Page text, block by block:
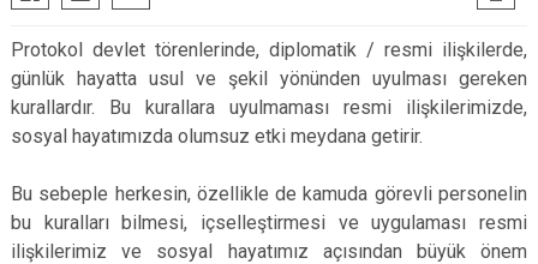
Alanya
Elmalı
Finike
Gazipaşa
İbradı
Demre
Manavgat
Serik
Aksu
Kepez
Protokol devlet törenlerinde, diplomatik / resmi ilişkilerde,
günlük hayatta usul ve şekil yönünden uyulması gereken
kurallardır. Bu kurallara uyulmaması resmi ilişkilerimizde,
sosyal hayatımızda olumsuz etki meydana getirir.
Bu sebeple herkesin, özellikle de kamuda görevli personelin
bu kuralları bilmesi, içselleştirmesi ve uygulaması resmi
ilişkilerimiz ve sosyal hayatımız açısından büyük önem